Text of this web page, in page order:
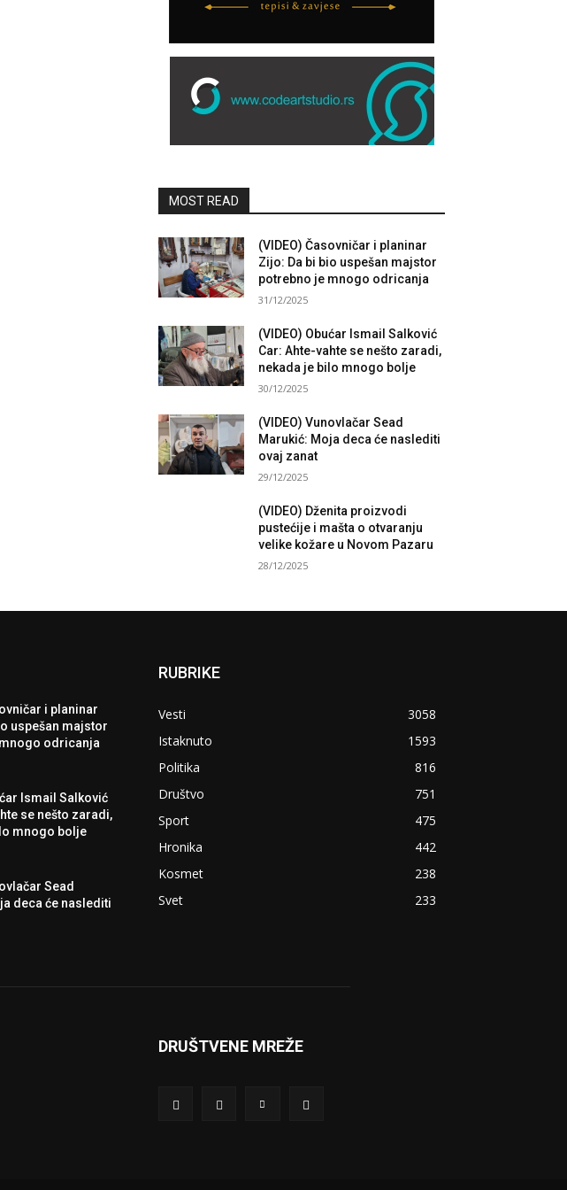
MOST READ
(VIDEO) Časovničar i planinar
Zijo: Da bi bio uspešan majstor
potrebno je mnogo odricanja
31/12/2025
(VIDEO) Obućar Ismail Salković
Car: Ahte-vahte se nešto zaradi,
nekada je bilo mnogo bolje
30/12/2025
(VIDEO) Vunovlačar Sead
Marukić: Moja deca će naslediti
ovaj zanat
29/12/2025
(VIDEO) Dženita proizvodi
pustećije i mašta o otvaranju
velike kožare u Novom Pazaru
28/12/2025
i planinar
uspešan majstor
odricanja
Ismail Salković
se nešto zaradi,
mnogo bolje
Sead
deca će naslediti
RUBRIKE
Vesti
3058
Istaknuto
1593
Politika
816
Društvo
751
Sport
475
Hronika
442
Kosmet
238
Svet
233
DRUŠTVENE MREŽE